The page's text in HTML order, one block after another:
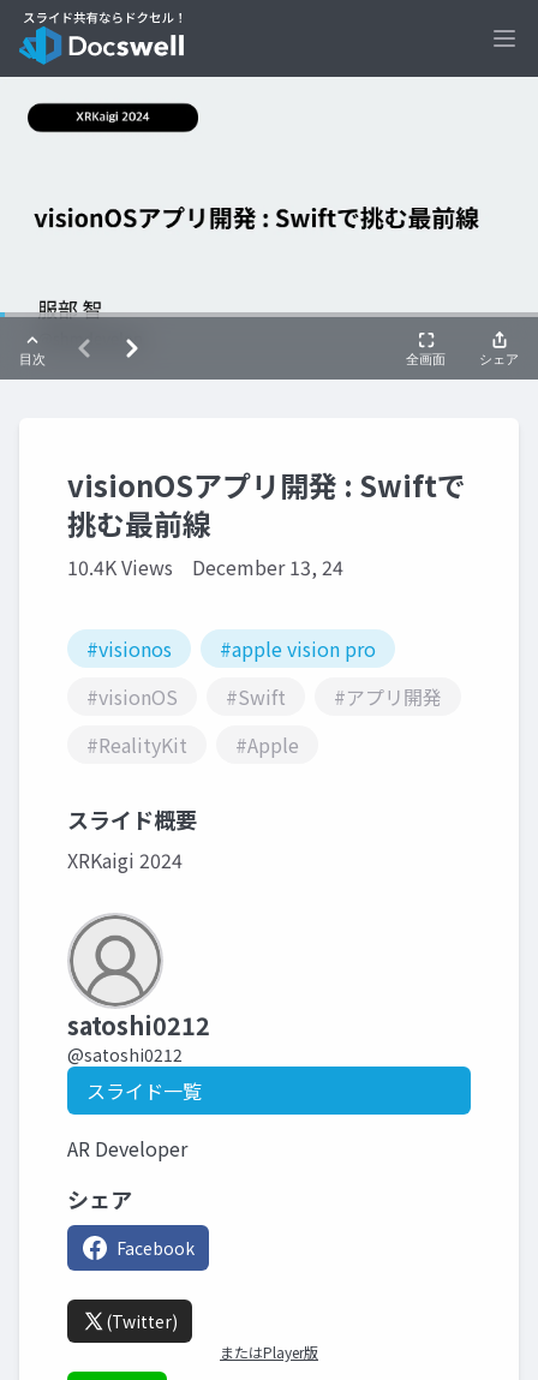
visionOSアプリ開発 : Swiftで
挑む最前線
10.4K Views December 13, 24
#visionos
#apple vision pro
#visionOS
#Swift
#アプリ開発
#RealityKit
#Apple
スライド概要
XRKaigi 2024
satoshi0212
@satoshi0212
スライド一覧
AR Developer
シェア
Facebook
(Twitter)
またはPlayer版